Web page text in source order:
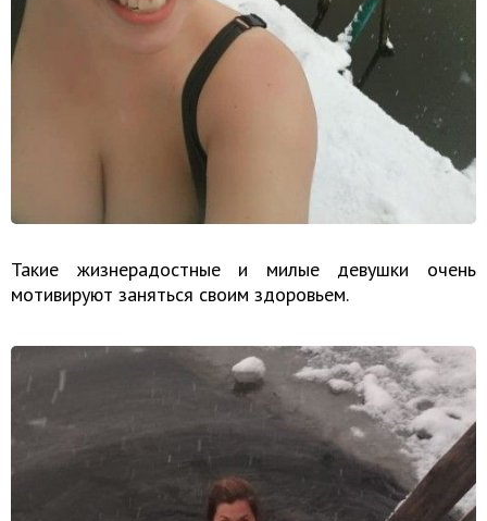
Такие жизнерадостные и милые девушки очень
мотивируют заняться своим здоровьем.